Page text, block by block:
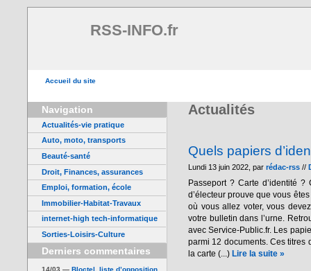
RSS-INFO.fr
Accueil du site
Navigation
Actualités-vie pratique
Auto, moto, transports
Beauté-santé
Droit, Finances, assurances
Emploi, formation, école
Immobilier-Habitat-Travaux
internet-high tech-informatique
Sorties-Loisirs-Culture
Derniers commentaires
14/03 — Bloctel, liste d’opposition
Actualités
Quels papiers
Lundi 13 juin 2022, par rédac-rss //
Passeport ? Carte d’identité
d’électeur prouve que vous
où vous allez voter, vous
votre bulletin dans l’urne.
avec Service-Public.fr. Les
parmi 12 documents. Ces titres
la carte (...) Lire la suite »